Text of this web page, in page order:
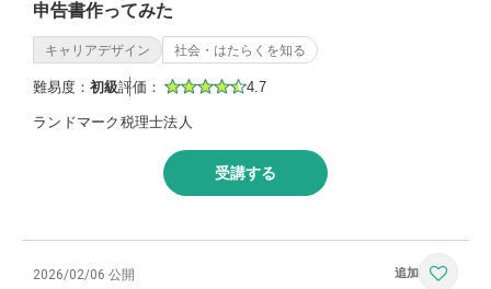
申告書作ってみた
キャリアデザイン 社会・はたらくを知る
難易度： 初級評価： 4.7
ランドマーク税理士法人
受講する
2026/02/06 公開